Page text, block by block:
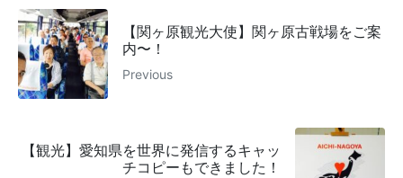
【関ヶ原観光大使】関ヶ原古戦場をご案
内〜！
Previous
【観光】愛知県を世界に発信するキャッ
チコピーもできました！